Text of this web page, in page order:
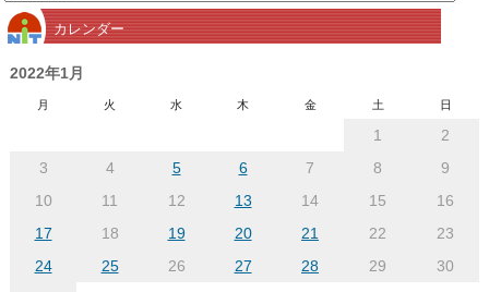
別
ア
ー
カレンダー
2022年1月
月 火 水 木 金 土 日
1
2
3
4 5 6 7 8
9
10
11 12 13 14 15
16
17
18 19 20 21 22
23
24
25 26 27 28 29
30